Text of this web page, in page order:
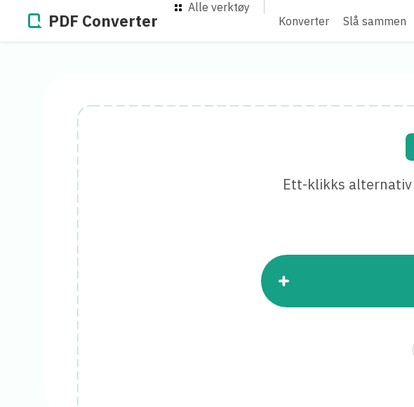
PDF Converter
Alle verktøy
Konverter
Slå sammen
Ett-klikks alternativ